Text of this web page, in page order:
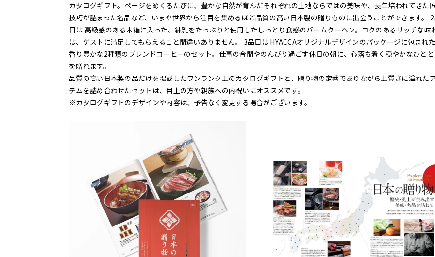
カタログギフト。ページをめくるたびに、豊かな自然が育んだそれぞれの土地ならではの美味や、長年培われてきた
技巧が詰まった名品など、いまや世界から注目を集めるほど品質の高い日本製の贈りものに出会うことができます。
目は 高級感のある木箱に入った、練乳をたっぷりと使用したしっとり食感のバームクーヘン。コクのあるリッチな味
は、ゲストに満足してもらえること間違いありません。 3品目は HYACCAオリジナルデザインのパッケージに包まれ
香り豊かな2種類のブレンドコーヒーのセット。仕事の合間やのんびり過ごす休日の朝に、心落ち着く穏やかなひと
を贈れます。
品質の高い日本製の品だけを掲載したワンランク上のカタログギフトと、贈り物の定番でありながら上質さに溢れた
テムを詰め合わせたセットは、目上の方や親族への内祝いにオススメです。
※カタログギフトのデザインや内容は、予告なく変更する場合がございます。